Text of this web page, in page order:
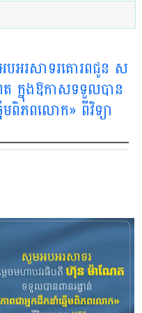
បអរសាទរគោរពជូន ស
ក្នុងឱកាសទទួលបាន
ើមពិភពលោក» ពីវិទ្យា